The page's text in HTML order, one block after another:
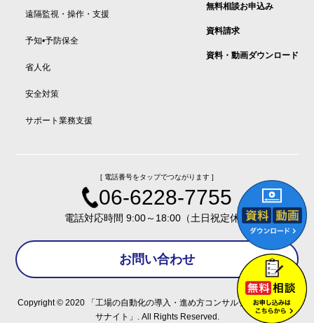
遠隔監視・操作・支援
予知•予防保全
省人化
安全対策
サポート業務支援
無料相談お申込み
資料請求
資料・動画ダウンロード
[ 電話番号をタップでつながります ]
06-6228-7755
電話対応時間 9:00～18:00（土日祝定休）
お問い合わせ
Copyright © 2020
「工場の自動化の導入・進め方コンサルティング「ナク
サナイト」 . All Rights Reserved.